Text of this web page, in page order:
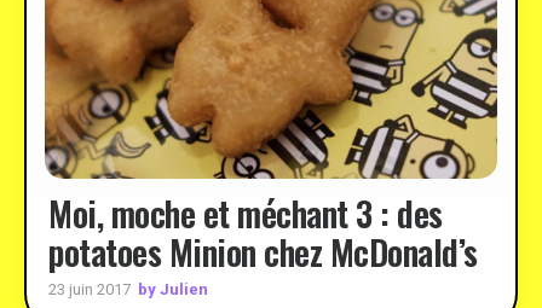
Moi, moche et méchant 3 : des
potatoes Minion chez McDonald’s
23 juin 2017 by Julien